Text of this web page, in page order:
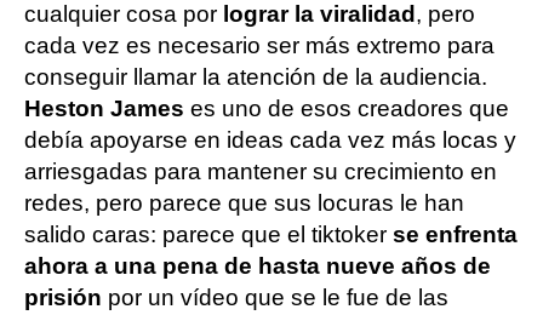
cualquier cosa por lograr la viralidad , pero
cada vez es necesario ser más extremo para
conseguir llamar la atención de la audiencia.
Heston James es uno de esos creadores que
debía apoyarse en ideas cada vez más locas y
arriesgadas para mantener su crecimiento en
redes, pero parece que sus locuras le han
salido caras: parece que el tiktoker se enfrenta
ahora a una pena de hasta nueve años de
prisión por un vídeo que se le fue de las